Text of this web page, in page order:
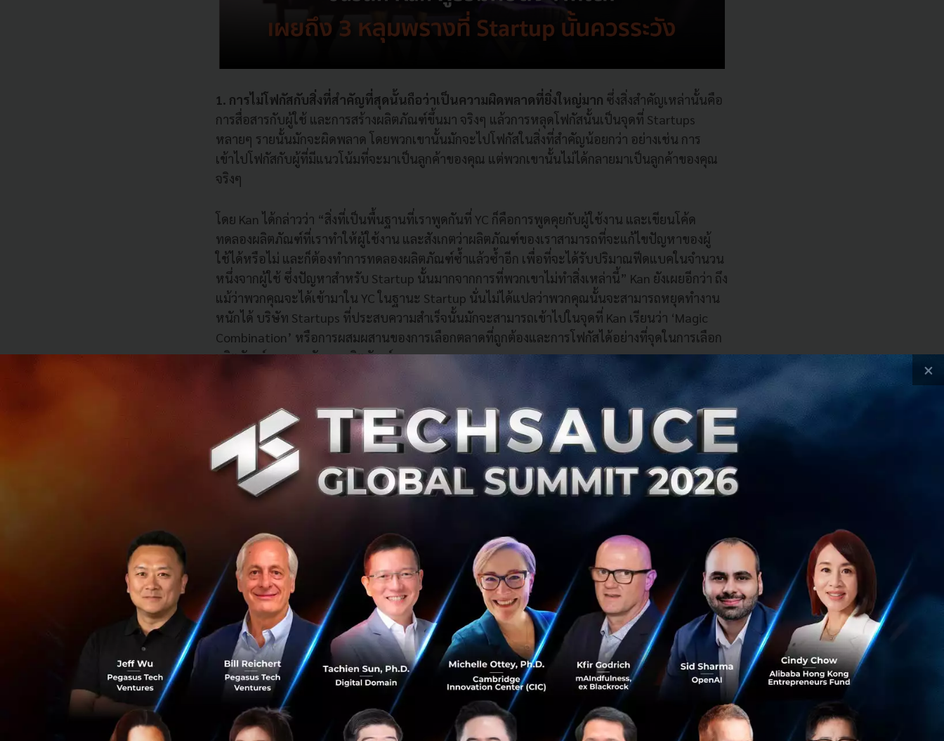
1. การไม่โฟกัสกับสิ่งที่สำคัญที่สุดนั้นถือว่าเป็นความผิดพลาดที่ยิ่งใหญ่มาก ซึ่งสิ่งสำคัญเหล่านั้นคือ
การสื่อสารกับผู้ใช้ และการสร้างผลิตภัณฑ์ขึ้นมา จริงๆ แล้วการหลุดโฟกัสนั้นเป็นจุดที่ Startups
หลายๆ รายนั้นมักจะผิดพลาด โดยพวกเขานั้นมักจะไปโฟกัสในสิ่งที่สำคัญน้อยกว่า อย่างเช่น การ
เข้าไปโฟกัสกับผู้ที่มีแนวโน้มที่จะมาเป็นลูกค้าของคุณ แต่พวกเขานั้นไม่ได้กลายมาเป็นลูกค้าของคุณ
จริงๆ
โดย Kan ได้กล่าวว่า “สิ่งที่เป็นพื้นฐานที่เราพูดกันที่ YC ก็คือการพูดคุยกับผู้ใช้งาน และเขียนโค้ด
ทดลองผลิตภัณฑ์ที่เราทำให้ผู้ใช้งาน และสังเกตว่าผลิตภัณฑ์ของเราสามารถที่จะแก้ไขปัญหาของผู้
ใช้ได้หรือไม่ และก็ต้องทำการทดลองผลิตภัณฑ์ซ้ำแล้วซ้ำอีก เพื่อที่จะได้รับปริมาณฟีดแบคในจำนวน
หนึ่งจากผู้ใช้ ซึ่งปัญหาสำหรับ Startup นั้นมากจากการที่พวกเขาไม่ทำสิ่งเหล่านี้” Kan ยังเผยอีกว่า ถึง
แม้ว่าพวกคุณจะได้เข้ามาใน YC ในฐานะ Startup นั่นไม่ได้แปลว่าพวกคุณนั้นจะสามารถหยุดทำงาน
หนักได้ บริษัท Startups ที่ประสบความสำเร็จนั้นมักจะสามารถเข้าไปในจุดที่ Kan เรียนว่า ‘Magic
Combination’ หรือการผสมผสานของการเลือกตลาดที่ถูกต้องและการโฟกัสได้อย่างที่จุดในการเลือก
ผลิตภัณฑ์และการพัฒนาผลิตภัณฑ์ของพวกเขา
แต่ไม่ได้
หมายถึงการที่พวกเขานั้นมีเงินไม่เพียงพอ “โดยทั่วไปเมื่อคุณนั้นระดมทุนในจำนวนมาก คุณจะเริ่ม
ขยายงบประมาณของคุณเพื่อที่จะให้มันสอดคล้องกับจำนวนเงินที่คุณได้รับ และบางทีคุณก็ตกเข้าไป
ในกับดักของการพยายามที่จะใช้เงินในการแก้ปัญหาทั้งหมดของคุณ”
“แต่ผมคิดว่าการระดมทุนเงินในจำนวนที่น้อยนั้นเป็นผลดีต่อ Startup เพราะว่ามันเป็นการทำให้เกิด
เงินทุนที่น้อย ซึ่งเราก็ได้สร้างเซิร์ฟเวอร์และรากฐานของเรา และท้ายที่สุดแล้วเราก็สามารถที่จะสร้าง
รากฐานที่แข็งแกร่ง ซึ่งได้กลายมาเป็น Bandwith ที่มีผู้ใช้มากที่สุดเป็นอันดับ 4 ในสหรัฐอเมริกาใน
ตอนที่เราได้ขายมันไป ซึ่งเราเริ่มจากการที่ไม่มีศักยภาพพอในการระดมทุน แต่มันก็ทำให้เรานั้นสร้าง
เทคโนโลยีที่มีมูลค่ามหาศาล”
โดยเขาได้ยกตัวอย่างในกรณีของบริษัท Startup Exec ที่ได้ทำการระดมทุนเงินกว่า 3.5 ล้านดอลลาร์
ในรอบ Seed โดยในตอนนั้นพวกเขายังไม่มีธุรกิจที่สามารถจับต้องได้จริงๆ และไม่นานหลังจากนั้น เงิน
ของพวกเขาก็เริ่มหมดลงเรื่อยๆ โดยยังไม่มีธุรกิจอะไรขึ้นมาเป็นชิ้นเป็นอัน “ไม่ว่าจำนวนเงินมากเท่า
ไหร่ที่คุณได้มากจากการระดมทุน คุณจะใช้มันภายใน 12-24 เดือน ซึ่งภายใน 24 เดือนนี้เงินของคุณก็
จะเริ่มหมดลง” ส่วนหนึ่งคือการที่บางส่วนนั้นไม่ค่อยมีความสมเหตุสมผลทางธุรกิจสักเท่าไหร่ และผม
คิดว่าในระยะเวลาสั้นๆ สิ่งนี้นั้นค่อนข้างอันตรายต่อบริษัทอย่างมาก
×